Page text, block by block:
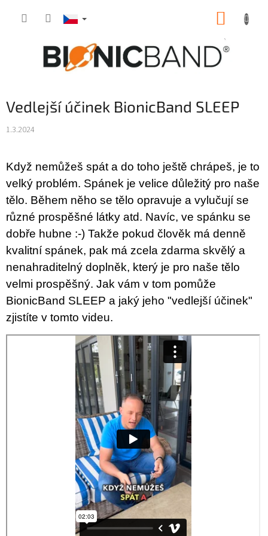
Vedlejší účinek BionicBand SLEEP
1.3.2024
Když nemůžeš spát a do toho ještě chrápeš, je to
velký problém. Spánek je velice důležitý pro naše
tělo. Během něho se tělo opravuje a vylučují se
různé prospěšné látky atd. Navíc, ve spánku se
dobře hubne :-) Takže pokud člověk má denně
kvalitní spánek, pak má zcela zdarma skvělý a
nenahraditelný doplněk, který je pro naše tělo
velmi prospěšný. Jak vám v tom pomůže
BionicBand SLEEP a jaký jeho "vedlejší účinek"
zjistíte v tomto videu.